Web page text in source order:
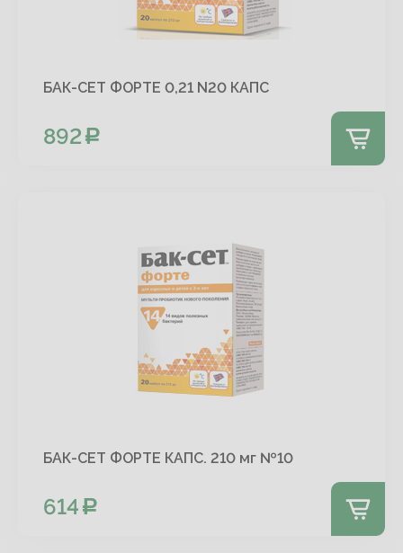
БАК-СЕТ ФОРТЕ 0,21 N20 КАПС
892
БАК-СЕТ ФОРТЕ КАПС. 210 мг №10
614